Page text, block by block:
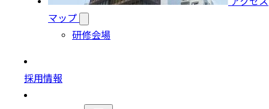
マップ
研修会場
採用情報